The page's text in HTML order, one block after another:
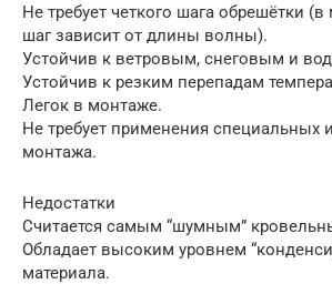
Не требует четкого шага обрешётки
шаг зависит от длины волны).
Устойчив к ветровым, снеговым и
Устойчив к резким перепадам
Легок в монтаже.
Не требует применения специальных
монтажа.
Недостатки
Считается самым “шумным”
Обладает высоким уровнем
материала.